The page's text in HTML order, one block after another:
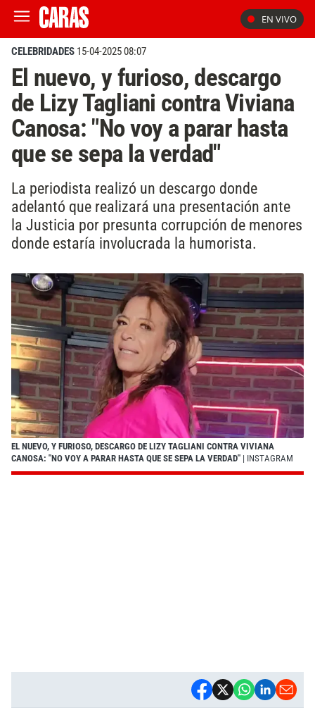
EN VIVO
CELEBRIDADES 15-04-2025 08:07
El nuevo, y furioso, descargo
de Lizy Tagliani contra Viviana
Canosa: "No voy a parar hasta
que se sepa la verdad"
La periodista realizó un descargo donde
adelantó que realizará una presentación ante
la Justicia por presunta corrupción de menores
donde estaría involucrada la humorista.
EL NUEVO, Y FURIOSO, DESCARGO DE LIZY TAGLIANI CONTRA VIVIANA
CANOSA: "NO VOY A PARAR HASTA QUE SE SEPA LA VERDAD" | INSTAGRAM